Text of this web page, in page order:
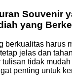
Souvenir
yang
berkualitas harus
jelas dan
tidak
penting untuk